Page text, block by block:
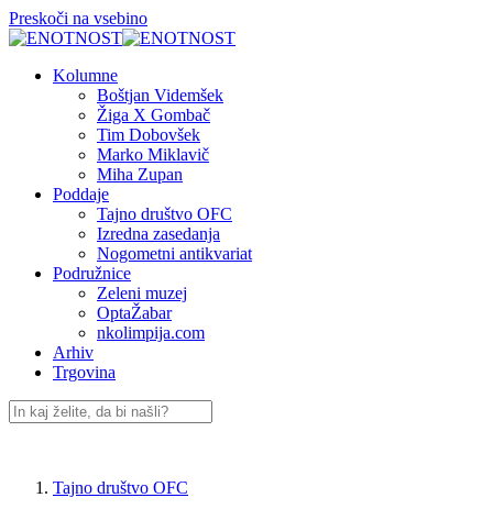
Preskoči na vsebino
Kolumne
Boštjan Videmšek
Žiga X Gombač
Tim Dobovšek
Marko Miklavič
Miha Zupan
Poddaje
Tajno društvo OFC
Izredna zasedanja
Nogometni antikvariat
Podružnice
Zeleni muzej
OptaŽabar
nkolimpija.com
Arhiv
Trgovina
Tajno društvo OFC